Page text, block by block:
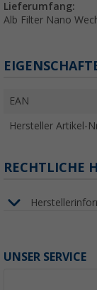
Lieferumfang:
Alb Filter Nano
EAN
Hersteller Artikel-
RECHTLICHE
UNSER SERVICE